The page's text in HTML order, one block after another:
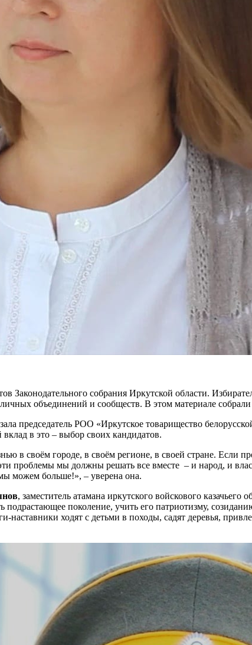
Законодательного собрания Иркутской области.
объединений и сообществ. В этом материале
председатель РОО «Иркутское товарищество
в это – выбор своих кандидатов.
в своём городе, в своём регионе, в своей стране. Если
проблемы мы должны решать все вместе – и народ, и
можем больше!», – уверена она.
, заместитель атамана иркутского войскового
подрастающее поколение, учить его патриотизму,
наставники ходят с детьми в походы, садят деревья,